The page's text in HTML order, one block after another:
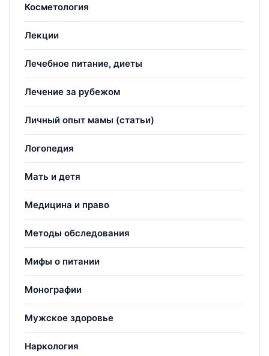
Косметология
Лекции
Лечебное питание, диеты
Лечение за рубежом
Личный опыт мамы (статьи)
Логопедия
Мать и детя
Медицина и право
Методы обследования
Мифы о питании
Монографии
Мужское здоровье
Наркология